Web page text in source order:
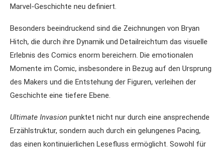
Marvel-Geschichte neu definiert.
Besonders beeindruckend sind die Zeichnungen von Bryan
Hitch, die durch ihre Dynamik und Detailreichtum das visuelle
Erlebnis des Comics enorm bereichern. Die emotionalen
Momente im Comic, insbesondere in Bezug auf den Ursprung
des Makers und die Entstehung der Figuren, verleihen der
Geschichte eine tiefere Ebene.
Ultimate Invasion punktet nicht nur durch eine ansprechende
Erzählstruktur, sondern auch durch ein gelungenes Pacing,
das einen kontinuierlichen Lesefluss ermöglicht. Sowohl für